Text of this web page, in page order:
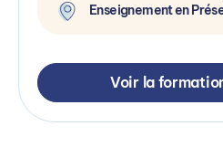
Enseignement en
Voir la